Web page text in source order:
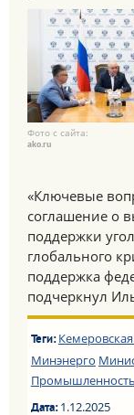
Фото с сайта:
ako.ru
«Ключевые
соглашение о
поддержки
глобального
поддержка
подчеркнул
Теги:
Минэнерго
Промышленность
Дата:1.12.2025